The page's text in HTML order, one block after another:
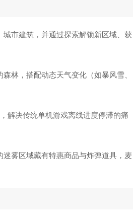
城市建筑，并通过探索解锁新区域、获
林，搭配动态天气变化（如暴风雪、
解决传统单机游戏离线进度停滞的痛
雾区域藏有特惠商品与炸弹道具，麦